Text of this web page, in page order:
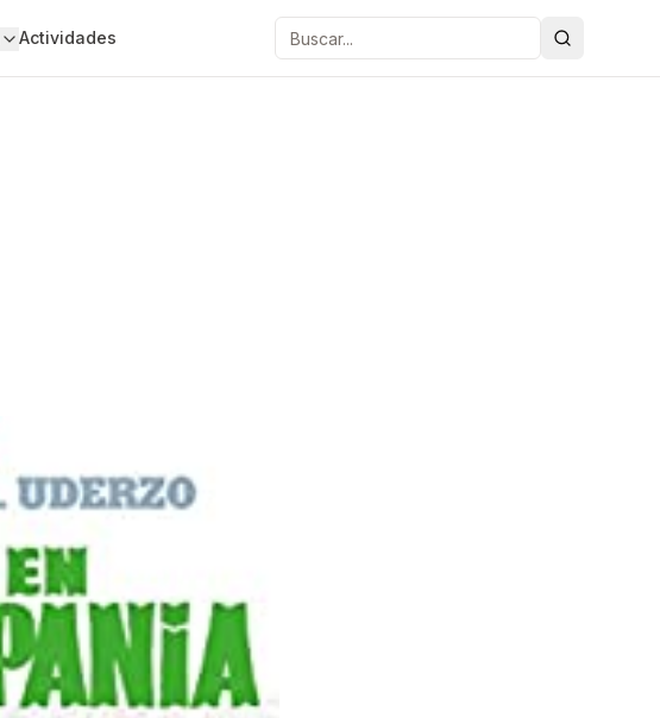
Actividades Buscar